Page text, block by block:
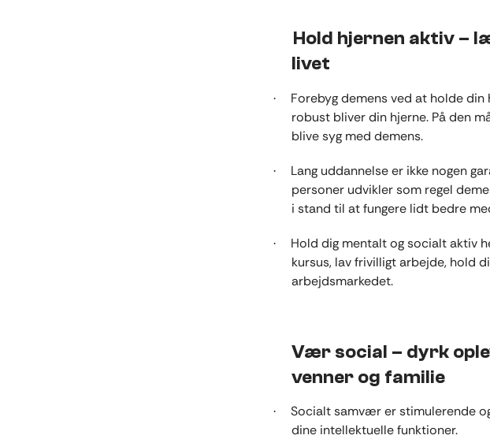
Hold hjernen aktiv –
livet
·
Forebyg demens ved at holde din
robust bliver din hjerne. På den
blive syg med demens.
·
Lang uddannelse er ikke nogen
personer udvikler som regel
i stand til at fungere lidt bedre
·
Hold dig mentalt og socialt aktiv
kursus, lav frivilligt arbejde, hold
arbejdsmarkedet.
Vær social – dyrk
venner og familie
·
Socialt samvær er stimulerende
dine intellektuelle funktioner.